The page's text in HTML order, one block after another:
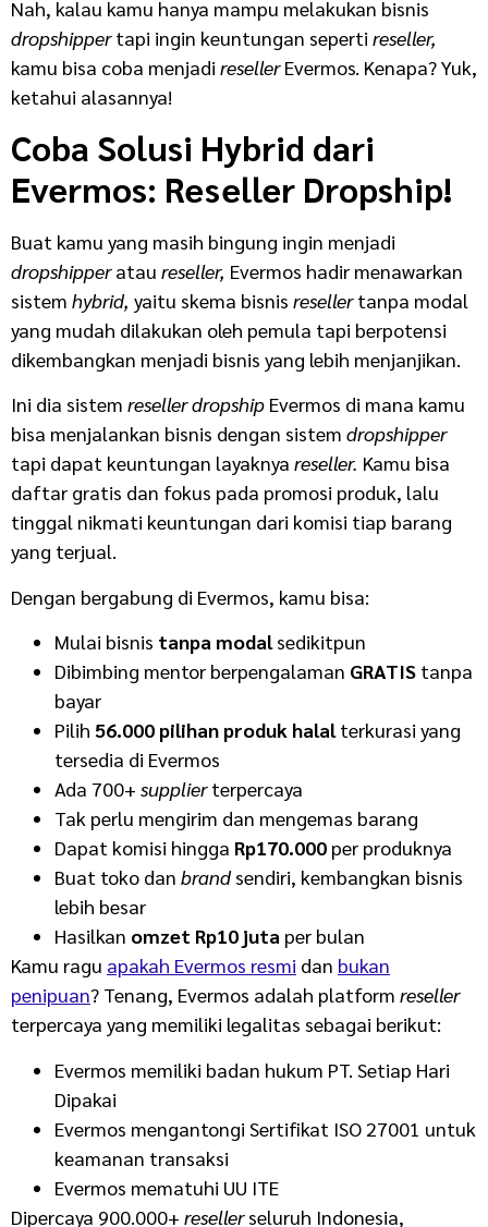
Nah, kalau kamu hanya mampu melakukan bisnis
dropshippertapi ingin keuntungan seperti reseller,
kamu bisa coba menjadi resellerEvermos. Kenapa? Yuk,
ketahui alasannya!
Coba Solusi Hybrid dari
Evermos: Reseller Dropship!
Buat kamu yang masih bingung ingin menjadi
dropshipperatau reseller, Evermos hadir menawarkan
sistem hybrid, yaitu skema bisnis resellertanpa modal
yang mudah dilakukan oleh pemula tapi berpotensi
dikembangkan menjadi bisnis yang lebih menjanjikan.
Ini dia sistem reseller dropship Evermos di mana kamu
bisa menjalankan bisnis dengan sistem dropshipper
tapi dapat keuntungan layaknya reseller. Kamu bisa
daftar gratis dan fokus pada promosi produk, lalu
tinggal nikmati keuntungan dari komisi tiap barang
yang terjual.
Dengan bergabung di Evermos, kamu bisa:
Mulai bisnis tanpa modalsedikitpun
Dibimbing mentor berpengalaman GRATIS tanpa
bayar
Pilih 56.000 pilihan produk halalterkurasi yang
tersedia di Evermos
Ada 700+ supplierterpercaya
Tak perlu mengirim dan mengemas barang
Dapat komisi hingga Rp170.000 per produknya
Buat toko dan brandsendiri, kembangkan bisnis
lebih besar
Hasilkan omzet Rp10 juta per bulan
Kamu ragu apakah Evermos resmi dan bukan
penipuan? Tenang, Evermos adalah platform reseller
terpercaya yang memiliki legalitas sebagai berikut:
Evermos memiliki badan hukum PT. Setiap Hari
Dipakai
Evermos mengantongi Sertifikat ISO 27001 untuk
keamanan transaksi
Evermos mematuhi UU ITE
Dipercaya 900.000+ resellerseluruh Indonesia,